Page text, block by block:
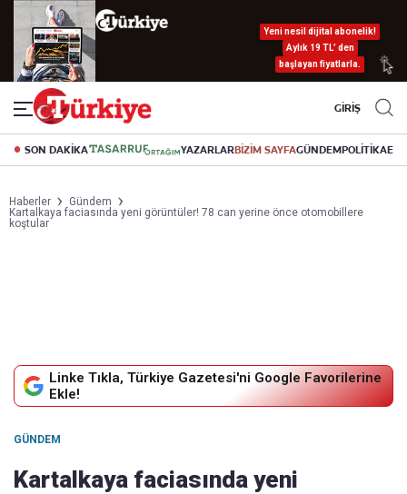
Yeni nesil dijital abonelik!
Aylık 19 TL’ den
başlayan fiyatlarla.
GİRİŞ
SON DAKİKA YAZARLARBİZİM SAYFAGÜNDEMPOLİTİKA
Haberler
Gündem
Kartalkaya faciasında yeni görüntüler! 78 can yerine önce otomobillere
koştular
Linke Tıkla, Türkiye Gazetesi'ni Google Favorilerine
Ekle!
GÜNDEM
Kartalkaya faciasında yeni